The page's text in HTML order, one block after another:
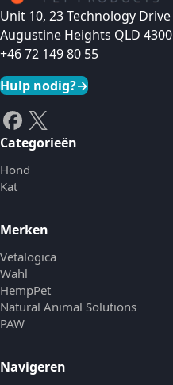
Unit 10, 23 Technology Drive
Augustine Heights QLD 4300
+46 72 149 80 55
Hulp nodig?→
Categorieën
Hond
Kat
Merken
Vetalogica
Wahl
HempPet
Natural Animal Solutions
PAW
Navigeren